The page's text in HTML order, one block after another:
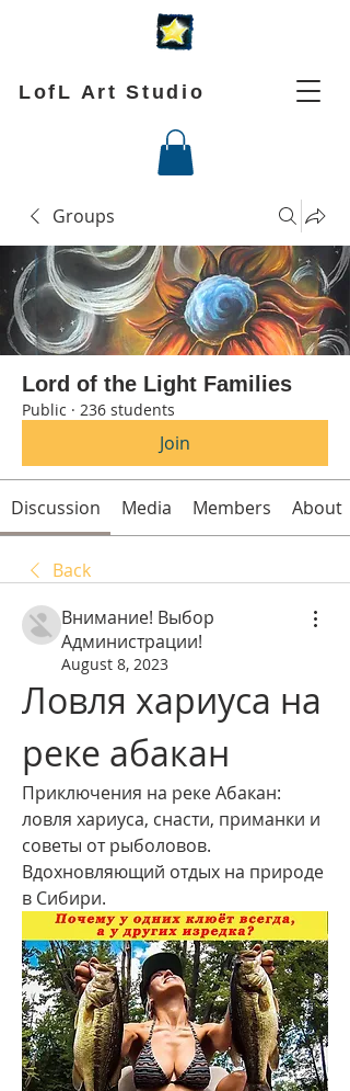
LofL Art Studio
Groups
Lord of the Light Families
Public · 236 students
Join
Discussion Media Members About
Back
Внимание! Выбор
Администрации!
August 8, 2023
Ловля хариуса на
реке абакан
Приключения на реке Абакан:
ловля хариуса, снасти, приманки и
советы от рыболовов.
Вдохновляющий отдых на природе
в Сибири.